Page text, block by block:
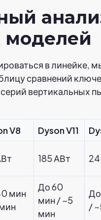
моделей
в линейке,
сравнений
вертикальных
V8 Dyson V11
185 АВт
мин
До 60
мин / ~5
мин
/